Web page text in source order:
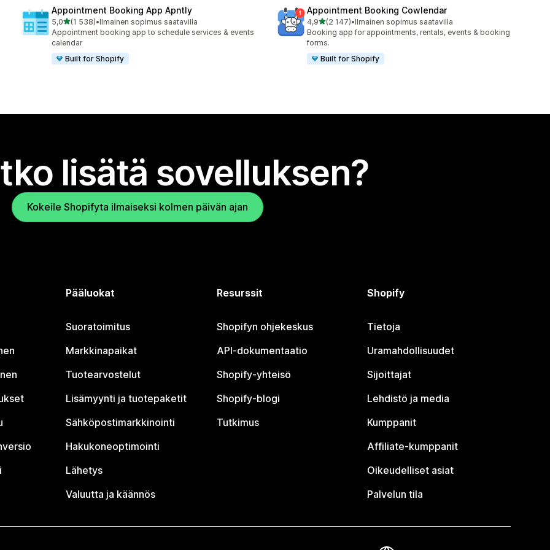
Appointment Booking App Apntly
5,0/ 5 tähteä
(1 538)
1538 arvostelua yhteensä
•Ilmainen sopimus saatavilla
Appointment booking app to schedule services & events
calendar
Built for Shopify
Appointment Booking Cowlendar
4,9/ 5 tähteä
(2 147)
2147 arvostelua yhteensä
•Ilmainen sopimus saatavilla
Booking app for appointments, rentals, events & booking
forms.
Built for Shopify
lisätä sovelluksen?
Kokeile Shopifyta ilmaiseksi kolmen päivän ajan
Pääluokat
Suoratoimitus
Markkinapaikat
Tuotearvostelut
Lisämyynti ja tuotepaketit
Sähköpostimarkkinointi
Hakukoneoptimointi
Lähetys
Valuutta ja käännös
Resurssit
Shopifyn ohjekeskus
API-dokumentaatio
Shopify-yhteisö
Shopify-blogi
Tutkimus
Shopify
Tietoja
Uramahdollisuudet
Sijoittajat
Lehdistö ja media
Kumppanit
Affiliate-kumppanit
Oikeudelliset asiat
Palvelun tila